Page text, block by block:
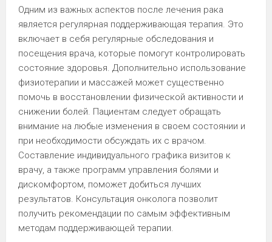
Одним из важных аспектов после лечения рака
является регулярная поддерживающая терапия. Это
включает в себя регулярные обследования и
посещения врача, которые помогут контролировать
состояние здоровья. Дополнительно использование
физиотерапии и массажей может существенно
помочь в восстановлении физической активности и
снижении болей. Пациентам следует обращать
внимание на любые изменения в своем состоянии и
при необходимости обсуждать их с врачом.
Составление индивидуального графика визитов к
врачу, а также программ управления болями и
дискомфортом, поможет добиться лучших
результатов. Консультация онколога позволит
получить рекомендации по самым эффективным
методам поддерживающей терапии.